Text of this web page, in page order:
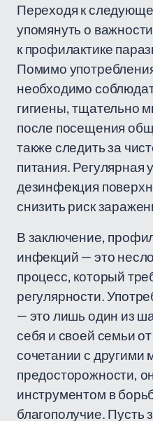
Переходя к
упомянуть о
к профилактике
Помимо
необходимо
гигиены, тщательно
после посещения
также следить за
питания. Регулярная
дезинфекция
снизить риск
В заключение,
инфекций — это
процесс, который
регулярности.
— это лишь один из
себя и своей семьи
сочетании с другими
предосторожности,
инструментом в
благополучие. Пусть